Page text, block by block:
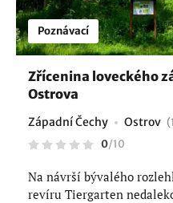
Poznávací
Zřícenina loveckého
Ostrova
Západní Čechy Ostrov
0/10
Na návrší bývalého
revíru Tiergarten